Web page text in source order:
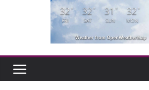
32°
FRI
32 °
SAT
31 °
SUN
32°
MON
Weather from OpenWeatherMap